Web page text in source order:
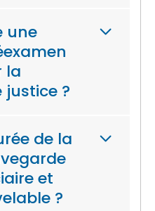
une
la
?
de la
et
?